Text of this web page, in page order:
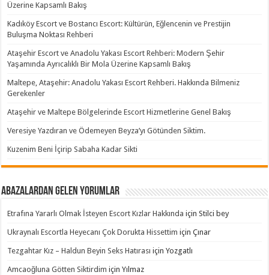
Üzerine Kapsamlı Bakış
Kadıköy Escort ve Bostancı Escort: Kültürün, Eğlencenin ve Prestijin
Buluşma Noktası Rehberi
Ataşehir Escort ve Anadolu Yakası Escort Rehberi: Modern Şehir
Yaşamında Ayrıcalıklı Bir Mola Üzerine Kapsamlı Bakış
Maltepe, Ataşehir: Anadolu Yakası Escort Rehberi. Hakkında Bilmeniz
Gerekenler
Ataşehir ve Maltepe Bölgelerinde Escort Hizmetlerine Genel Bakış
Veresiye Yazdıran ve Ödemeyen Beyza’yı Götünden Siktim.
Kuzenim Beni İçirip Sabaha Kadar Sikti
Abazalardan Gelen Yorumlar
Etrafına Yararlı Olmak İsteyen Escort Kızlar Hakkında içinStilci bey
Ukraynalı Escortla Heyecanı Çok Dorukta Hissettim içinÇınar
Tezgahtar Kız – Haldun Beyin Seks Hatırası içinYozgatlı
Amcaoğluna Götten Siktirdim içinYılmaz